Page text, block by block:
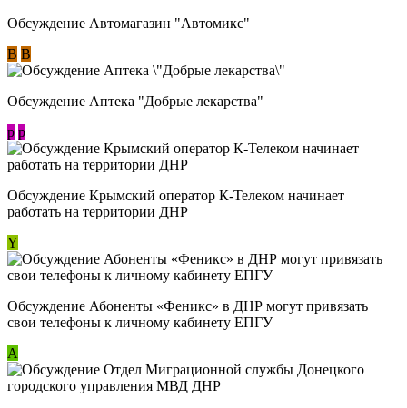
Обсуждение Автомагазин "Автомикс"
В В
Обсуждение Аптека "Добрые лекарства"
p p
Обсуждение Крымский оператор К-Телеком начинает
работать на территории ДНР
Y
Обсуждение ​Абоненты «Феникс» в ДНР могут привязать
свои телефоны к личному кабинету ЕПГУ
А